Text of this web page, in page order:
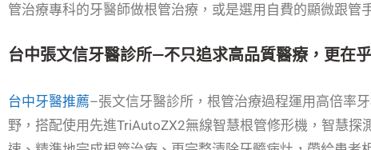
管治療專科的牙醫師做根管治療，或是選用自費的顯微跟管
台中張文信牙醫診所—不只追求高品質醫療，更在
台中牙醫推薦–張文信牙醫診所，根管治療過程運用高倍率
野，搭配使用先進TriAutoZX2無線智慧根管修形機，智慧